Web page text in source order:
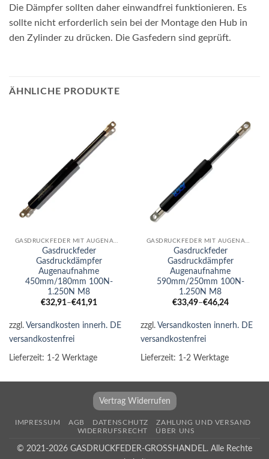
Die Dämpfer sollten daher einwandfrei funktionieren. Es
sollte nicht erforderlich sein bei der Montage den Hub in
den Zylinder zu drücken. Die Gasfedern sind geprüft.
ÄHNLICHE PRODUKTE
GASDRUCKFEDER MIT AUGENAUFNAHME
Gasdruckfeder
Gasdruckdämpfer
Augenaufnahme
450mm/180mm 100N-
1.250N M8
€32,91–€41,91
zzgl. Versandkosten innerh. DE
versandkostenfrei
Lieferzeit: 1-2 Werktage
GASDRUCKFEDER MIT AUGENAUFNAHME
Gasdruckfeder
Gasdruckdämpfer
Augenaufnahme
590mm/250mm 100N-
1.250N M8
€33,49–€46,24
zzgl. Versandkosten innerh. DE
versandkostenfrei
Lieferzeit: 1-2 Werktage
Vertrag Widerrufen
IMPRESSUM AGB DATENSCHUTZ
ZAHLUNG UND VERSAND
WIDERRUFSRECHT
ÜBER UNS
© 2021-2026 GASDRUCKFEDER-GROSSHANDEL. Alle Rechte